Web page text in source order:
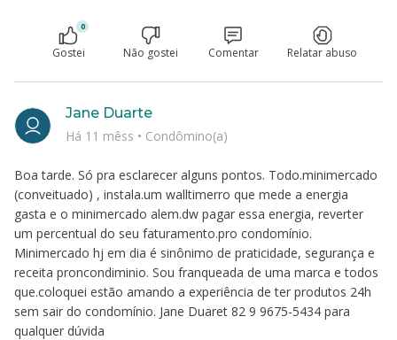
0
Gostei Não gostei Comentar Relatar abuso
Boa tarde. Só pra esclarecer alguns pontos. Todo.minimercado
(conveituado) , instala.um walltimerro que mede a energia
gasta e o minimercado alem.dw pagar essa energia, reverter
um percentual do seu faturamento.pro condomínio.
Minimercado hj em dia é sinônimo de praticidade, segurança e
receita proncondiminio. Sou franqueada de uma marca e todos
que.coloquei estão amando a experiência de ter produtos 24h
sem sair do condomínio. Jane Duaret 82 9 9675-5434 para
qualquer dúvida
Jane Duarte
Há 11 mêss • Condômino(a)